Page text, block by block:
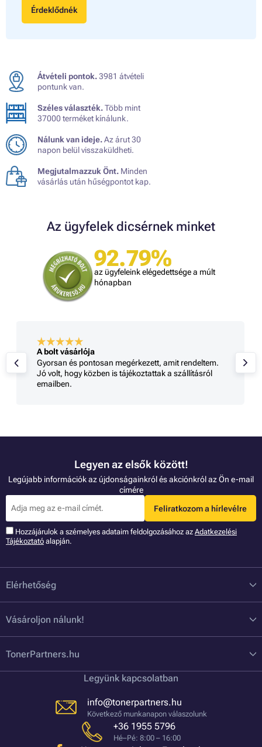
Érdeklődnék
Átvételi pontok.3981 átvételi
pontunk van.
Széles választék.Több mint
37000 terméket kínálunk.
Nálunk van ideje.Az árut 30
napon belül visszaküldheti.
Megjutalmazzuk Önt. Minden
vásárlás után hűségpontot kap.
Az ügyfelek dicsérnek minket
92.79%
az ügyfeleink elégedettsége a múlt
hónapban
A bolt vásárlója
Gyorsan és pontosan megérkezett, amit rendeltem.
Jó volt, hogy közben is tájékoztattak a szállításról
emailben.
Legyen az elsők között!
Legújabb információk az újdonságainkról és akciónkról az Ön e-mail
címére
Feliratkozom a hírlevélre
Hozzájárulok a szémelyes adataim feldolgozásához az Adatkezelési
Tájékoztató alapján.
Elérhetőség
Vásároljon nálunk!
TonerPartners.hu
Legyünk kapcsolatban
info@tonerpartners.hu
Következő munkanapon válaszolunk
+36 1955 5796
Hé–Pé: 8:00 – 16:00